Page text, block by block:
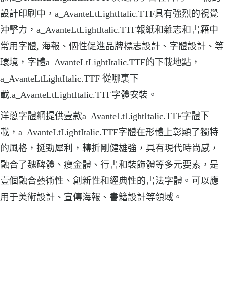
設計印刷中，a_AvanteLtLightItalic.TTF具有強烈的視覺
沖擊力，a_AvanteLtLightItalic.TTF報紙和雜志和書籍中
常用字體, 海報、個性促進品牌標志設計、字體設計、等
環境，字體a_AvanteLtLightItalic.TTF的下載地點，
a_AvanteLtLightItalic.TTF 從哪裏下
載.a_AvanteLtLightItalic.TTF字體安裝。
洋蔥字體網提供壹款a_AvanteLtLightItalic.TTF字體下
載，a_AvanteLtLightItalic.TTF字體在形體上彰顯了獨特
的風格，挺勁犀利，轉折剛健雄強，具有現代時尚感，
融合了魏碑體、瘦金體、行書和裝飾體等多元要素，是
壹個融合藝術性、創新性和經典性的書法字體。可以應
用于美術設計、宣傳海報、書籍設計等領域。